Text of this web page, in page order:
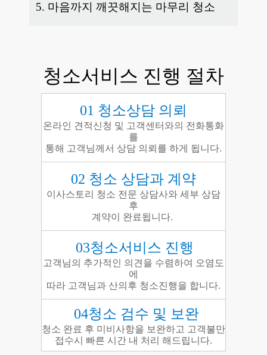
5. 마음까지 깨끗해지는 마무리 청소
청소서비스 진행 절차
01 청소상담 의뢰
온라인 견적신청 및 고객센터와의 전화통화
를
통해 고객님께서 상담 의뢰를 하게 됩니다.
02 청소 상담과 계약
이사스토리 청소 전문 상담사와 세부 상담
후
계약이 완료됩니다.
03청소서비스 진행
고객님의 추가적인 의견을 수렴하여 오염도
에
따라 고객님과 산의후 청소진행을 합니다.
04청소 검수 및 보완
청소 완료 후 미비사항을 보완하고 고객불만
접수시 빠른 시간 내 처리 해드립니다.